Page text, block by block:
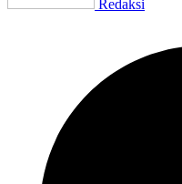
Redaksi